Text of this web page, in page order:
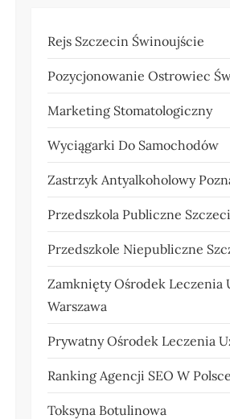
Rejs Szczecin Świnoujście
Pozycjonowanie Ostrowiec
Marketing Stomatologiczny
Wyciągarki Do Samochodów
Zastrzyk Antyalkoholowy
Przedszkola Publiczne
Przedszkole Niepubliczne
Zamknięty Ośrodek Leczenia
Warszawa
Prywatny Ośrodek Leczenia
Ranking Agencji SEO W Polsce
Toksyna Botulinowa